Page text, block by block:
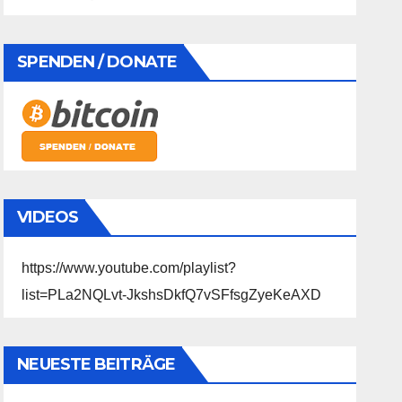
SPENDEN / DONATE
VIDEOS
https://www.youtube.com/playlist?
list=PLa2NQLvt-JkshsDkfQ7vSFfsgZyeKeAXD
NEUESTE BEITRÄGE